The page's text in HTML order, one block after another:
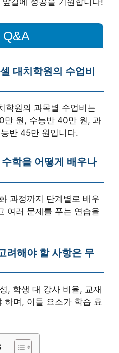
Q&A
대치학원의 수업비
학원의 과목별 수업비는
만 원, 수능반 40만 원, 과
반 45만 원입니다.
학을 어떻게 배우나
과정까지 단계별로 배우
여러 문제를 푸는 연습을
려해야 할 사항은 무
, 학생 대 강사 비율, 교재
하며, 이들 요소가 학습 효